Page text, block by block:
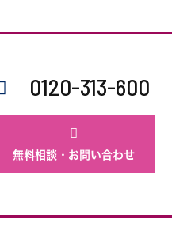
0120-313-600
無料相談・お問い合わせ